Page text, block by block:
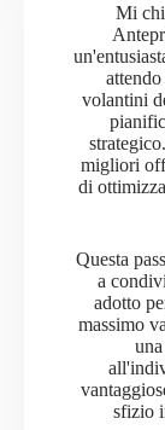
Mi
volantini
migliori
di
Questa
a
adotto
massimo
sfizio